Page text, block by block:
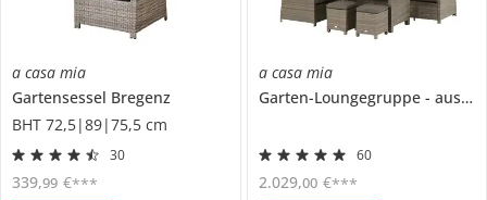
a casa mia
Gartensessel Bregenz
BHT 72,5|89|75,5 cm
30
339,99 €***
a casa mia
Garten-Loungegruppe
aus Polyrattan
60
2.029,00 €***